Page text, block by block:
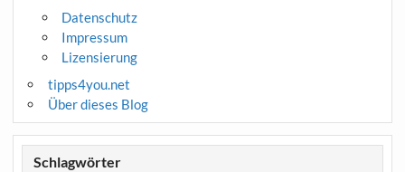
Datenschutz
Impressum
Lizensierung
tipps4you.net
Über dieses Blog
Schlagwörter